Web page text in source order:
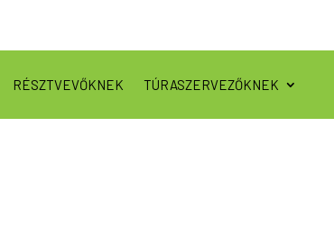
RÉSZTVEVŐKNEK TÚRASZERVEZŐKNEK